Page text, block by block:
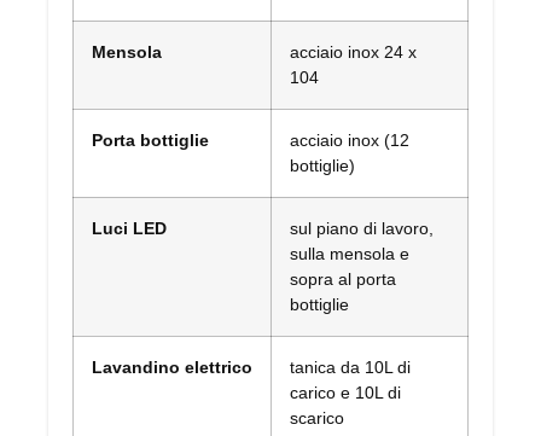
Mensola
acciaio inox 24 x
104
Porta bottiglie
acciaio inox (12
bottiglie)
Luci LED
sul piano di lavoro,
sulla mensola e
sopra al porta
bottiglie
Lavandino elettrico
tanica da 10L di
carico e 10L di
scarico